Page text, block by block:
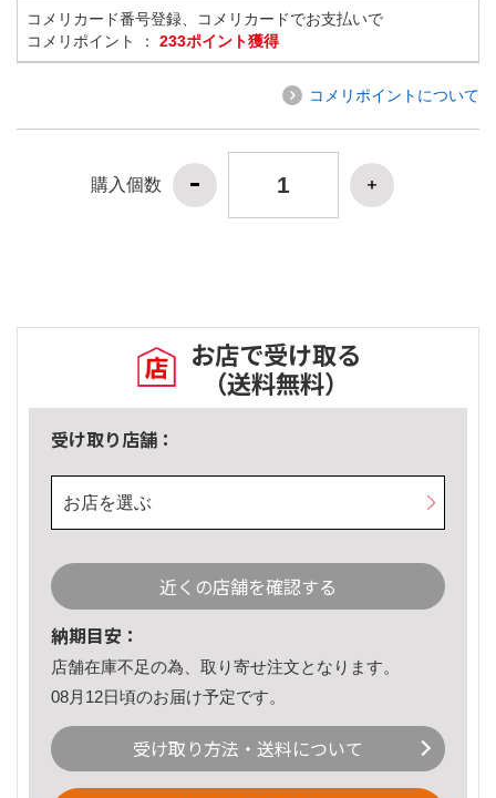
コメリカード番号登録、コメリカードでお支払いで
コメリポイント ： 233ポイント獲得
コメリポイントについて
購入個数
お店で受け取る
（送料無料）
受け取り店舗：
お店を選ぶ
近くの店舗を確認する
納期目安：
店舗在庫不足の為、取り寄せ注文となります。
08月12日頃のお届け予定です。
受け取り方法・送料について